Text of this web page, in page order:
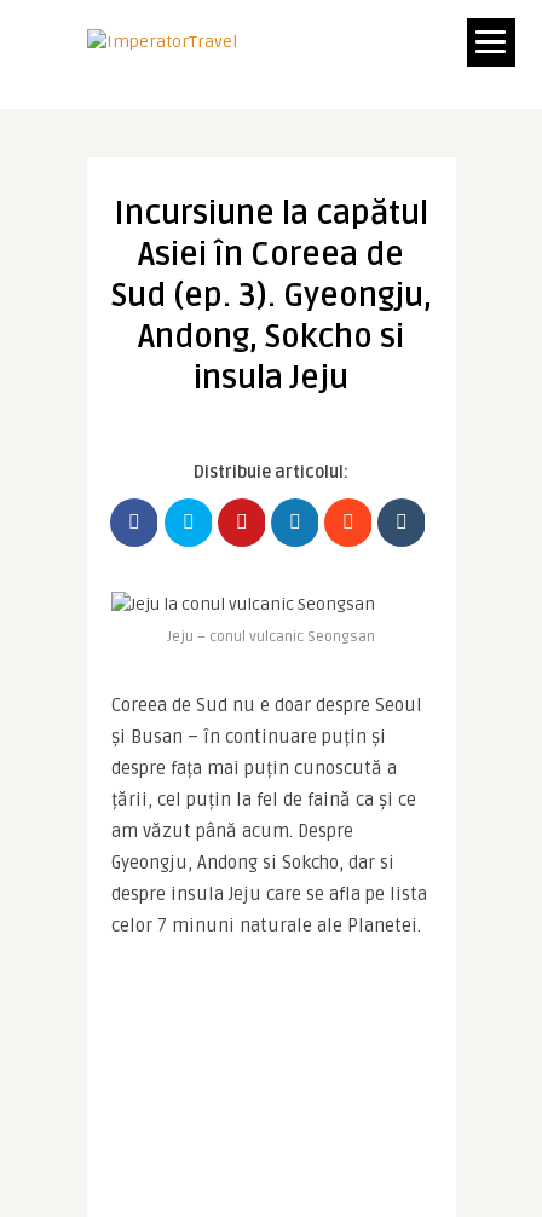
Incursiune la capătul
Asiei în Coreea de
Sud (ep. 3). Gyeongju,
Andong, Sokcho si
insula Jeju
Distribuie articolul:
Jeju – conul vulcanic Seongsan
Coreea de Sud nu e doar despre Seoul
și Busan – în continuare puțin și
despre fața mai puțin cunoscută a
țării, cel puțin la fel de faină ca și ce
am văzut până acum. Despre
Gyeongju, Andong si Sokcho, dar si
despre insula Jeju care se afla pe lista
celor 7 minuni naturale ale Planetei.